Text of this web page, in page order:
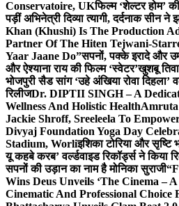
Conservatoire, UKफिल्म ‘शेल्टर होम’
पड़ीं अभिनेत्री दिव्या त्यागी, दर्दनाक सीन
Khan (Khushi) Is The Production
Partner Of The Hiten Tejwani-
Yaar Jaane Do”सपनों, पक्के इरादे और
और ऐश्याना राय की फिल्म ‘स्वेटर’खुशबू
भोजपुरी सैड सांग ‘उहे अंखिया रोवा दिहला’
रिलीजDr. DIPTII SINGH – A
Wellness And Holistic HealthAmruta
Jackie Shroff, Sreeleela To
Divyaj Foundation Yoga Day
Stadium, Worliइशिका टोरिया और सृष्टि
यू कहबे करब’ वर्ल्डवाइड रिकॉर्ड्स ने किया
सपनों की उड़ान का नाम है मोनिका सुराजी
Wins Deus Unveils ‘The Cinema –
Cinematic And Professional Choice